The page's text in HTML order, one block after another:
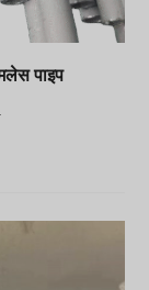
पाइप